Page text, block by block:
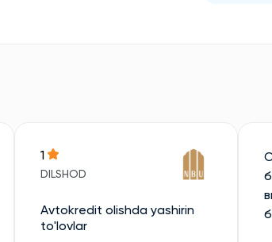
1
DILSHOD
Avtokredit olishda yashirin
to'lovlar